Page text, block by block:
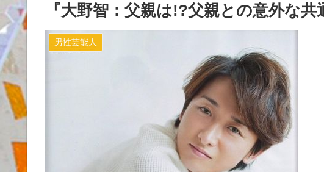
『大野智：父親は!?父親との意外な共
男性芸能人